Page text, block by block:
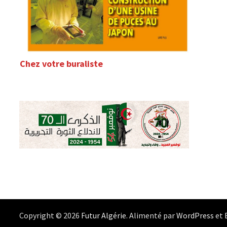
Chez votre buraliste
Copyright © 2026 Futur Algérie. Alimenté parWordPress et